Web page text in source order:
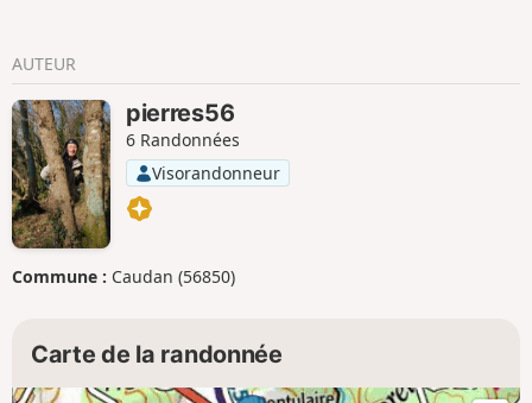
AUTEUR
pierres56
6 Randonnées
Visorandonneur
Commune : Caudan (56850)
Carte de la randonnée